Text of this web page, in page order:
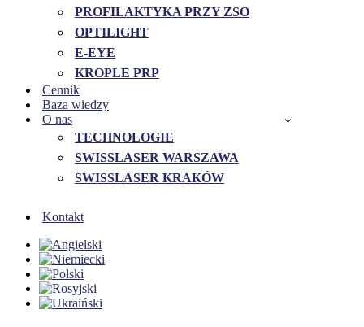
PROFILAKTYKA PRZY ZSO
OPTILIGHT
E-EYE
KROPLE PRP
Cennik
Baza wiedzy
O nas
TECHNOLOGIE
SWISSLASER WARSZAWA
SWISSLASER KRAKÓW
Kontakt